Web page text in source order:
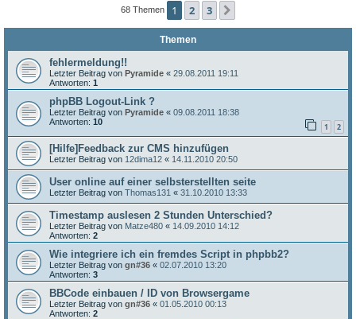
68 Themen 1 2 3
Themen
fehlermeldung!!
Letzter Beitrag von Pyramide « 29.08.2011 19:11
Antworten: 1
phpBB Logout-Link ?
Letzter Beitrag von Pyramide « 09.08.2011 18:38
Antworten: 10 1 2
[Hilfe]Feedback zur CMS hinzufügen
Letzter Beitrag von 12dima12 « 14.11.2010 20:50
User online auf einer selbsterstellten seite
Letzter Beitrag von Thomas131 « 31.10.2010 13:33
Timestamp auslesen 2 Stunden Unterschied?
Letzter Beitrag von Matze480 « 14.09.2010 14:12
Antworten: 2
Wie integriere ich ein fremdes Script in phpbb2?
Letzter Beitrag von gn#36 « 02.07.2010 13:20
Antworten: 3
BBCode einbauen / ID von Browsergame
Letzter Beitrag von gn#36 « 01.05.2010 00:13
Antworten: 2